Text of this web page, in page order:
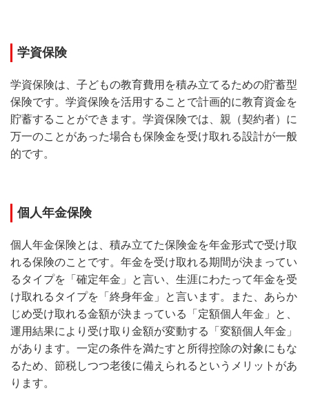
学資保険
学資保険は、子どもの教育費用を積み立てるための貯蓄型
保険です。学資保険を活用することで計画的に教育資金を
貯蓄することができます。学資保険では、親（契約者）に
万一のことがあった場合も保険金を受け取れる設計が一般
的です。
個人年金保険
個人年金保険とは、積み立てた保険金を年金形式で受け取
れる保険のことです。年金を受け取れる期間が決まってい
るタイプを「確定年金」と言い、生涯にわたって年金を受
け取れるタイプを「終身年金」と言います。また、あらか
じめ受け取れる金額が決まっている「定額個人年金」と、
運用結果により受け取り金額が変動する「変額個人年金」
があります。一定の条件を満たすと所得控除の対象にもな
るため、節税しつつ老後に備えられるというメリットがあ
ります。